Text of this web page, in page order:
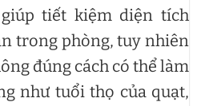
tiết kiệm diện tích
trong phòng, tuy nhiên
đúng cách có thể làm
như tuổi thọ của quạt,